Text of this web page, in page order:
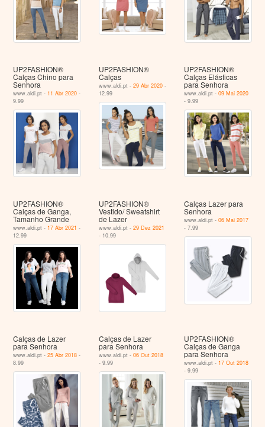
UP2FASHION®
Calças Chino para
Senhora
www.aldi.pt - 11 Abr 2020 -
9.99
UP2FASHION®
Calças
www.aldi.pt - 29 Abr 2020-
12.99
UP2FASHION®
Calças Elásticas
para Senhora
www.aldi.pt -09 Mai 2020
- 9.99
UP2FASHION®
Calças de Ganga,
Tamanho Grande
www.aldi.pt - 17 Abr 2021 -
12.99
UP2FASHION®
Vestido/ Sweatshirt
de Lazer
www.aldi.pt - 29 Dez 2021
- 10.99
Calças Lazer para
Senhora
www.aldi.pt -06 Mai 2017
- 7.99
Calças de Lazer
para Senhora
www.aldi.pt -25 Abr 2018 -
8.99
Calças de Lazer
para Senhora
www.aldi.pt - 06 Out 2018
- 9.99
UP2FASHION®
Calças de Ganga
para Senhora
www.aldi.pt - 17 Out 2018
- 9.99